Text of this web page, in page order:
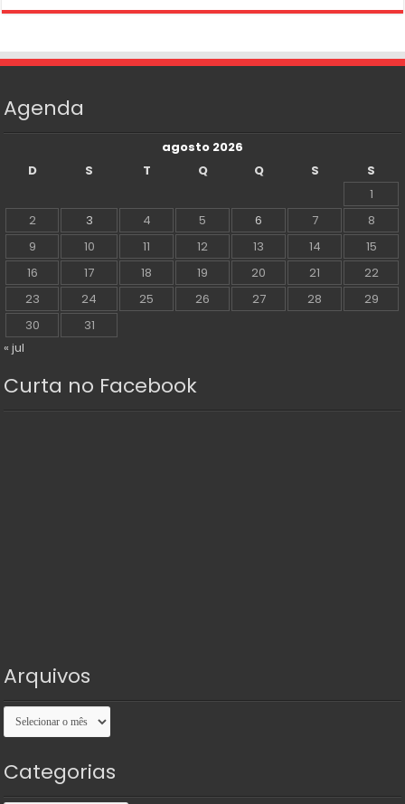
Agenda
agosto 2026
D
S T Q Q S
S
1
2
3 4 5 6 7
8
9
10 11 12 13 14
15
16
17 18 19 20 21
22
23
24 25 26 27 28
29
30
31
« jul
Curta no Facebook
Arquivos
Arquivos
Categorias